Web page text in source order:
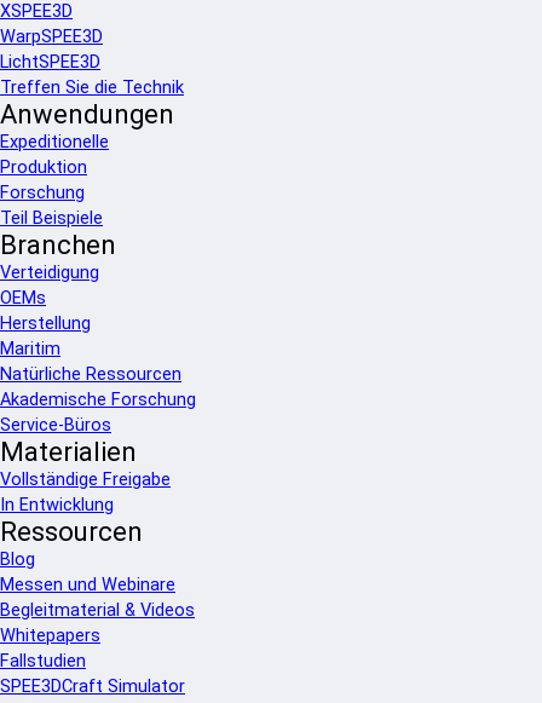
XSPEE3D
WarpSPEE3D
LichtSPEE3D
Treffen Sie die Technik
Anwendungen
Expeditionelle
Produktion
Forschung
Teil Beispiele
Branchen
Verteidigung
OEMs
Herstellung
Maritim
Natürliche Ressourcen
Akademische Forschung
Service-Büros
Materialien
Vollständige Freigabe
In Entwicklung
Ressourcen
Blog
Messen und Webinare
Begleitmaterial & Videos
Whitepapers
Fallstudien
SPEE3DCraft Simulator